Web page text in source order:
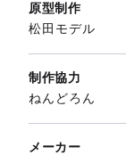
原型制作
松田モデル
制作協力
ねんどろん
メーカー